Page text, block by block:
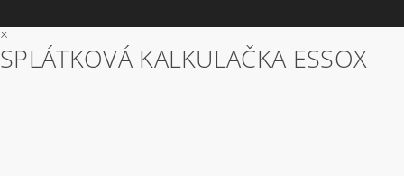
×
SPLÁTKOVÁ KALKULAČKA ESSOX